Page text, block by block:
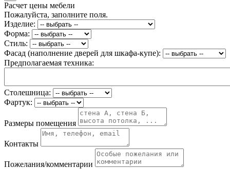
Расчет цены мебели
Пожалуйста, заполните поля.
Изделие:
Форма:
Стиль:
Фасад (наполнение дверей для шкафа-купе):
Предполагаемая техника:
Столешница:
Фартук:
Размеры помещения
Контакты
Пожелания/комментарии